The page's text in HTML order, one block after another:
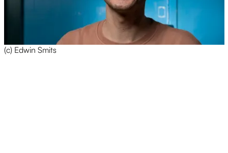
(c) Edwin Smits